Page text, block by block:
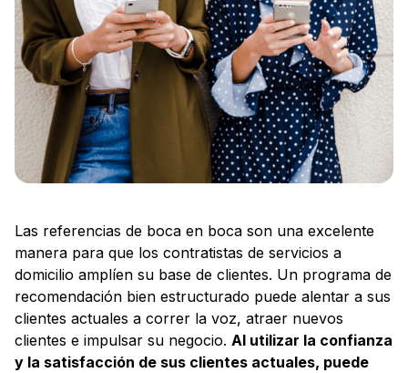
Las referencias de boca en boca son una excelente
manera para que los contratistas de servicios a
domicilio amplíen su base de clientes. Un programa de
recomendación bien estructurado puede alentar a sus
clientes actuales a correr la voz, atraer nuevos
clientes e impulsar su negocio. Al utilizar la confianza
y la satisfacción de sus clientes actuales, puede